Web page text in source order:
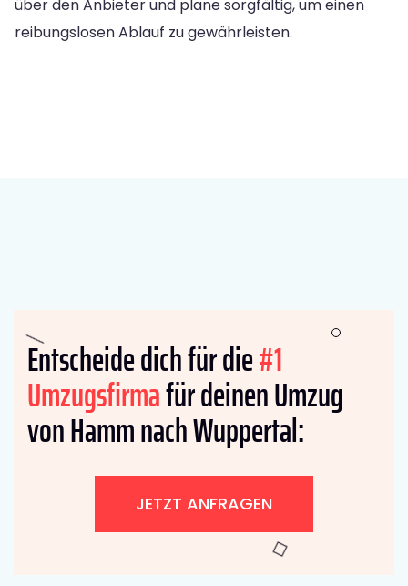
über den Anbieter und plane sorgfältig, um einen
reibungslosen Ablauf zu gewährleisten.
Entscheide dich für die#1
Umzugsfirmafür deinen Umzug
von Hamm nach Wuppertal:
JETZT ANFRAGEN